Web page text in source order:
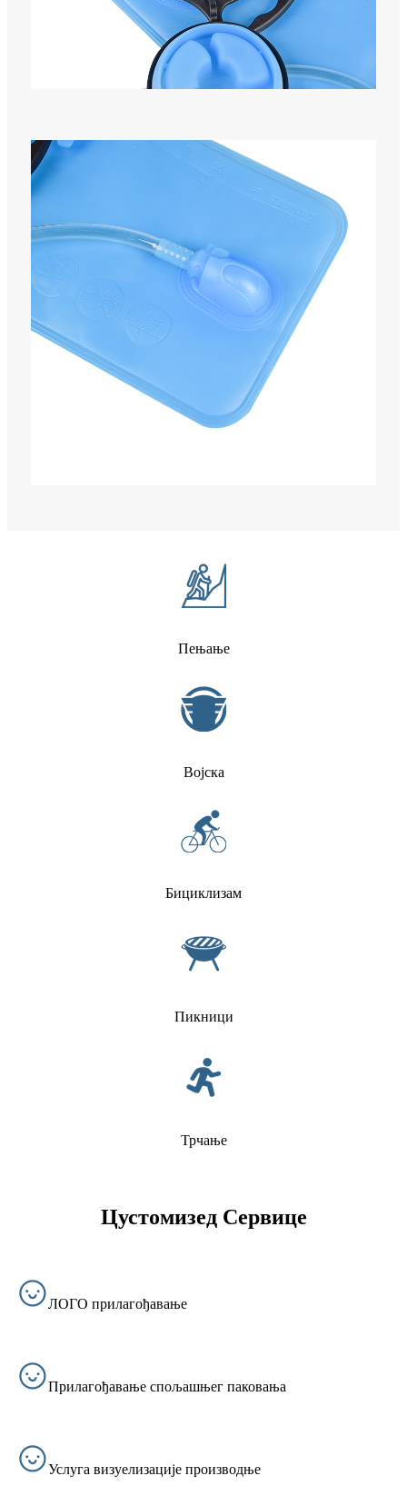
Пењање
Војска
Бициклизам
Пикници
Трчање
Цустомизед Сервице
ЛОГО прилагођавање
Прилагођавање спољашњег паковања
Услуга визуелизације производње